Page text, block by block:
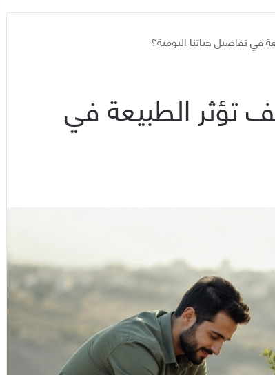
في تفاصيل حياتنا اليومية؟
تؤثر الطبيعة في